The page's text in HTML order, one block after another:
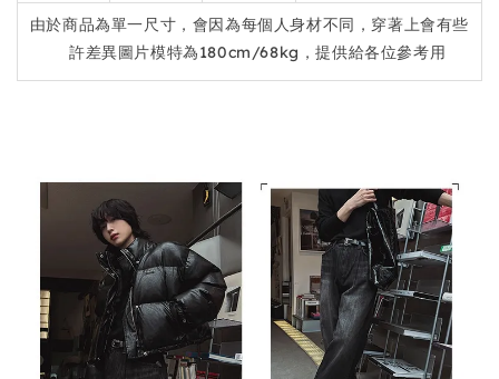
由於商品為單一尺寸，會因為每個人身材不同，穿著上會有些
許差異圖片模特為180cm/68kg，提供給各位參考用